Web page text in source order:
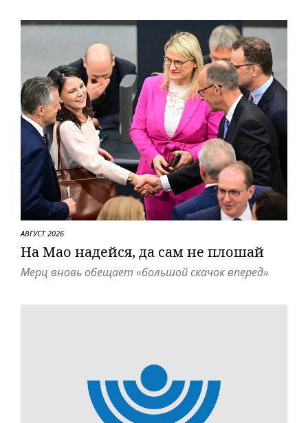
АВГУСТ 2026
На Мао надейся, да сам не плошай
Мерц вновь обещает «большой скачок вперед»